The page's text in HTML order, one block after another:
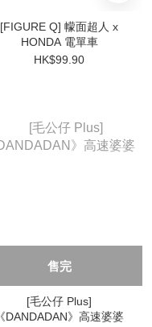
[FIGURE Q] 幪面超人 x
HONDA 電單車
HK$99.90
售完
[毛公仔 Plus]
《DANDADAN》高速婆婆